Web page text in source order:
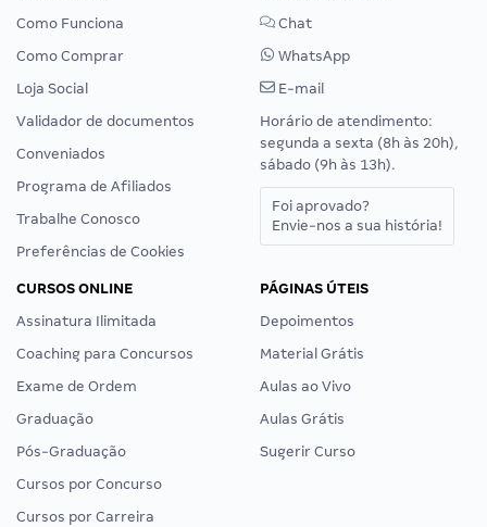
Como Funciona
Como Comprar
Loja Social
Validador de documentos
Conveniados
Programa de Afiliados
Trabalhe Conosco
Preferências de Cookies
Chat
WhatsApp
E-mail
Horário de atendimento:
segunda a sexta (8h às 20h),
sábado (9h às 13h).
Foi aprovado?
Envie-nos a sua história!
CURSOS ONLINE
Assinatura Ilimitada
Coaching para Concursos
Exame de Ordem
Graduação
Pós-Graduação
Cursos por Concurso
Cursos por Carreira
PÁGINAS ÚTEIS
Depoimentos
Material Grátis
Aulas ao Vivo
Aulas Grátis
Sugerir Curso